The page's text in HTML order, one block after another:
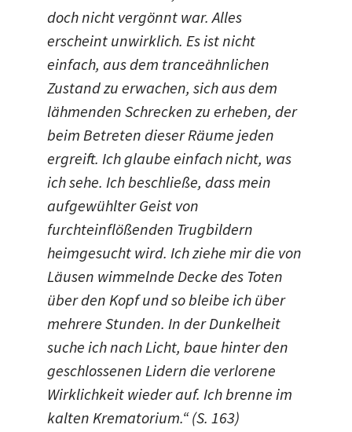
doch nicht vergönnt war. Alles
erscheint unwirklich. Es ist nicht
einfach, aus dem tranceähnlichen
Zustand zu erwachen, sich aus dem
lähmenden Schrecken zu erheben, der
beim Betreten dieser Räume jeden
ergreift. Ich glaube einfach nicht, was
ich sehe. Ich beschließe, dass mein
aufgewühlter Geist von
furchteinflößenden Trugbildern
heimgesucht wird. Ich ziehe mir die von
Läusen wimmelnde Decke des Toten
über den Kopf und so bleibe ich über
mehrere Stunden. In der Dunkelheit
suche ich nach Licht, baue hinter den
geschlossenen Lidern die verlorene
Wirklichkeit wieder auf. Ich brenne im
kalten Krematorium.“ (S. 163)